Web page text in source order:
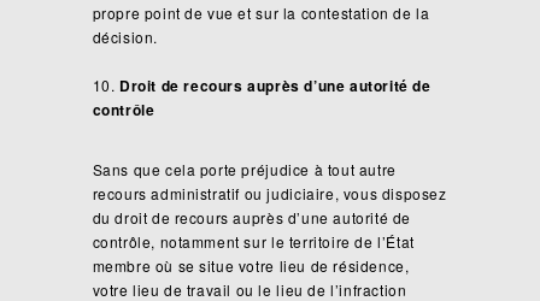
propre point de vue et sur la contestation de la
décision.
Droit de recours auprès d’une autorité de
contrôle
Sans que cela porte préjudice à tout autre
recours administratif ou judiciaire, vous disposez
du droit de recours auprès d’une autorité de
contrôle, notamment sur le territoire de l’État
membre où se situe votre lieu de résidence,
votre lieu de travail ou le lieu de l’infraction